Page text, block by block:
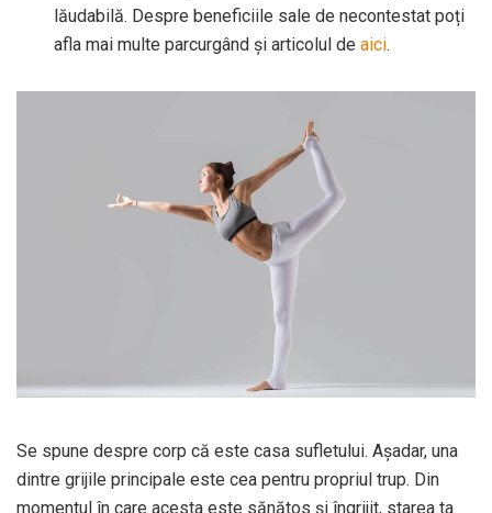
lăudabilă. Despre beneficiile sale de necontestat poți
afla mai multe parcurgând și articolul de aici.
Se spune despre corp că este casa sufletului. Așadar, una
dintre grijile principale este cea pentru propriul trup. Din
momentul în care acesta este sănătos și îngrijit, starea ta